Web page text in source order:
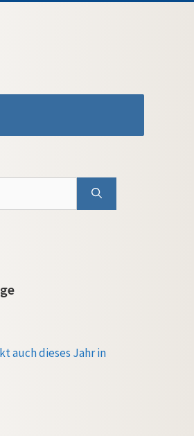
auch dieses Jahr in